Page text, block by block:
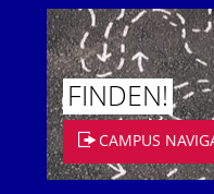
FINDEN!
CAMPUS